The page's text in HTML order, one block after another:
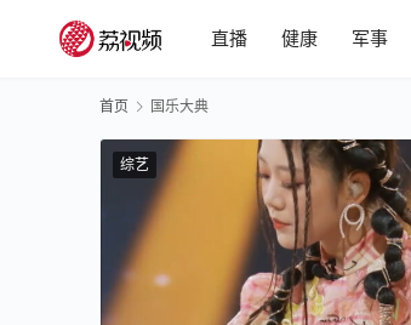
直播 健康 军事
首页 国乐大典
综艺